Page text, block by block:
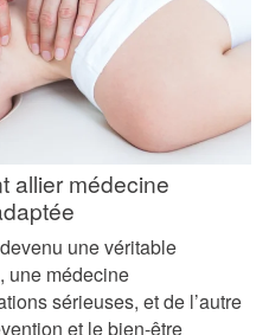
allier médecine
une véritable
une médecine
sérieuses, et de l’autre
et le bien-être